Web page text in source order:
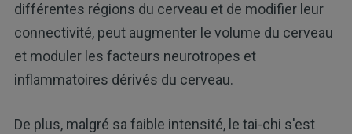
différentes régions du cerveau et de modifier leur
connectivité, peut augmenter le volume du cerveau
et moduler les facteurs neurotropes et
inflammatoires dérivés du cerveau.
De plus, malgré sa faible intensité, le tai-chi s'est